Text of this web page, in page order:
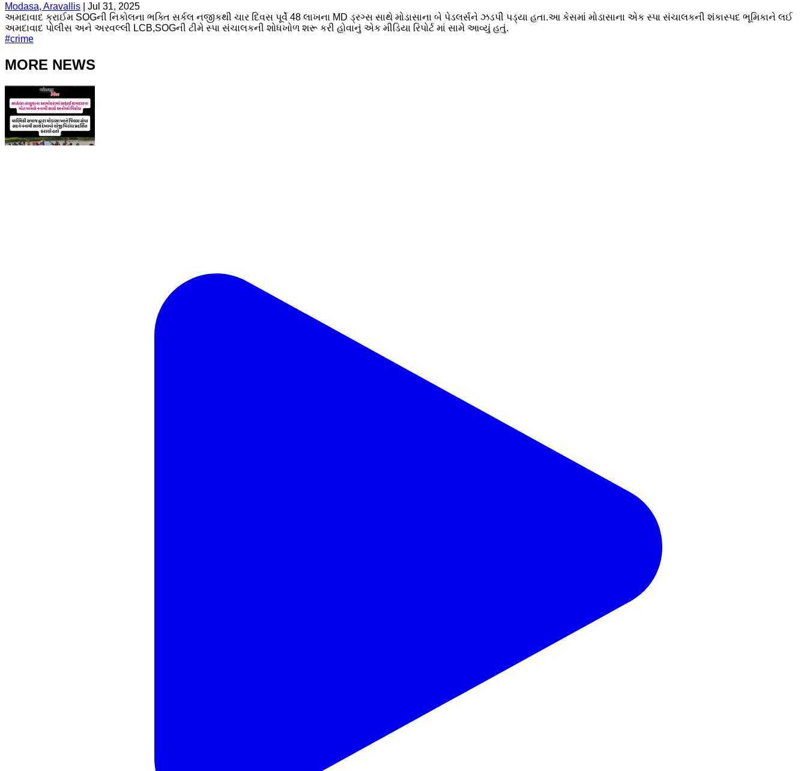
Modasa, Aravallis
Jul 31, 2025
અમદાવાદ ક્રાઈમ SOGની નિકોલના ભક્તિ સર્કલ નજીકથી ચાર દિવસ પૂર્વે 48 લાખના MD ડ્રગ્સ સાથે મોડાસાના બે પેડલર્સને ઝડપી પડ્યા હતા.આ કેસમાં મોડાસાના એક સ્પા સંચાલકની શંકાસ્પદ ભૂમિકાને લઈ
અમદાવાદ પોલીસ અને અરવલ્લી LCB,SOGની ટીમે સ્પા સંચાલકની શોધખોળ શરૂ કરી હોવાનું એક મીડિયા રિપોર્ટ માં સામે આવ્યું હતું.
#crime
MORE NEWS